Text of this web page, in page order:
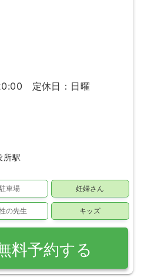
定休日：日曜
所駅
車場 妊婦さん
の先生 キッズ
料予約する